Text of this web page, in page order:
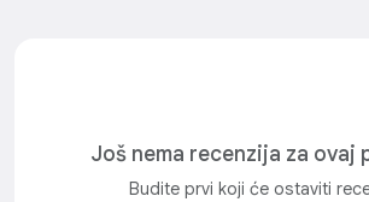
Još nema recenzija za ovaj
Budite prvi koji će ostaviti